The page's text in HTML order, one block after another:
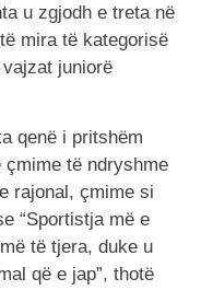
u zgjodh e treta në
mira të kategorisë
juniorë
qenë i pritshëm
të ndryshme
rajonal, çmime si
“Sportistja më e
të tjera, duke u
që e jap”, thotë